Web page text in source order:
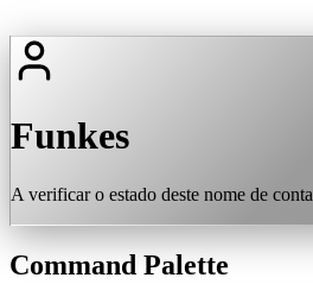
Funkes
A verificar o estado deste nome de conta
Command Palette